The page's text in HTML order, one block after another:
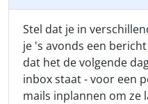
Stel dat je in
je 's avonds een
dat het de volgende
inbox staat - voor een
mails inplannen om ze